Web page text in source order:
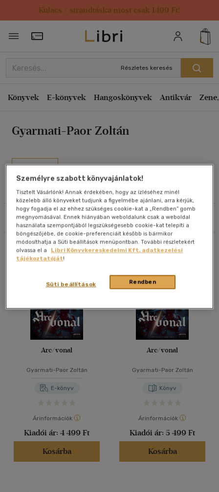
Kulacs / strandtáska most csak 1499 Ft!
Törzsvásárlói Kártya adatai
Részletes keresés
Könyvek E-könyvek Hangoskönyvek Antikvár
Gyarmati-Paor Zoltán
Művei
Olvasói vélemények
Szűrés Rendezés
Rendezés
Kiadás éve szerint csökkenő
Ár szerint csökkenő
Eladott darabszám szerint csökkenő
Cím szerint A-Z
Szerző szerint A-Z
Megjelenítés
20 db / oldal
40 db / oldal
Összesen4db
Arc/vonal
Gyarmati-Paor Zoltán
E-könyv
Árinformációk
Kiadói ár: 4 499 Ft
Kosárba
Arc/vonal
Gyarmati-Paor Zoltán
Könyv
Árinformációk
Kiadói ár: 5 499 Ft
Kosárba
Személyre szabott könyvajánlatok!
Tisztelt Vásárlónk! Annak érdekében, hogy az ízléséhez minél
közelebb álló könyveket tudjunk a figyelmébe ajánlani, arra kérjük,
hogy fogadja el az ehhez szükséges cookie-kat a „Rendben” gomb
megnyomásával. Ennek hiányában weboldalunk csak a weboldal
használata szempontjából legszükségesebb cookie-kat telepíti a
böngészőjébe, de cookie-preferenciáit később is bármikor
módosíthatja a Süti beállítások menüpontban. További részletekért
olvassa el a
Libri Könyvkereskedelmi Kft. adatkezelési
tájékoztatóját!
Rendben
Süti beállítások